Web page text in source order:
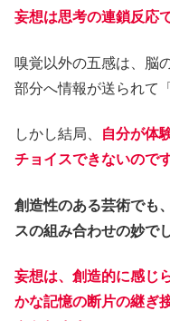
妄想は思考の連鎖反応で
嗅覚以外の五感は、脳
部分へ情報が送られて
しかし結局、
自分が体
チョイスできないのです
創造性のある芸術でも
スの組み合わせの妙で
妄想は、創造的に感じ
かな記憶の断片の継ぎ